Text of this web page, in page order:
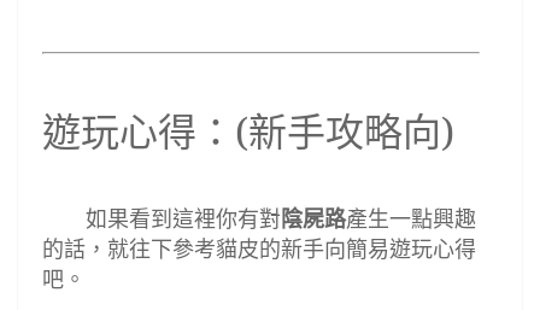
遊玩心得： (新手攻略向)
如果看到這裡你有對陰屍路產生一點興趣
的話，就往下參考貓皮的新手向簡易遊玩心得
吧。